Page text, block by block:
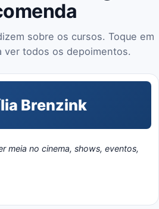
sobre os cursos. Toque em
ver todos os depoimentos.
meia no cinema, shows, eventos,